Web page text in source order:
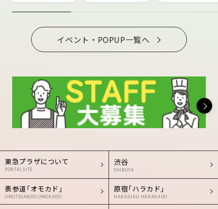
イベント・POPUP一覧へ
東急プラザについて
PORTAL SITE
渋谷
SHIBUYA
表参道「オモカド」
OMOTESANDO OMOKADO
原宿「ハラカド」
HARAJUKU HARAKADO